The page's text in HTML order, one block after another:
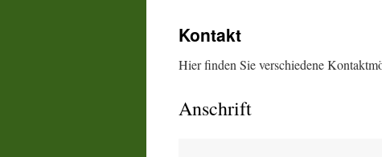
Kontakt
Hier finden Sie verschiedene
Anschrift